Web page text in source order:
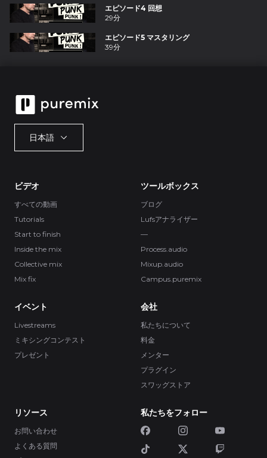
エピソード4 回想
29分
エピソード5 マスタリング
39分
日本語
ビデオ
すべての動画
Tutorials
Start to finish
Inside the mix
Collective mix
Mix fix
ツールボックス
ブログ
Lufsアナライザー
—
Process.audio
Mixup.audio
Campus.puremix
イベント
Livestreams
ミキシングコンテスト
プレゼント
会社
私たちについて
料金
メンター
プラグイン
スワッグストア
リソース
お問い合わせ
よくある質問
私たちをフォロー